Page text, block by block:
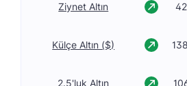
Ziynet Altın
Külçe Altın ($)
2.5'luk Altın